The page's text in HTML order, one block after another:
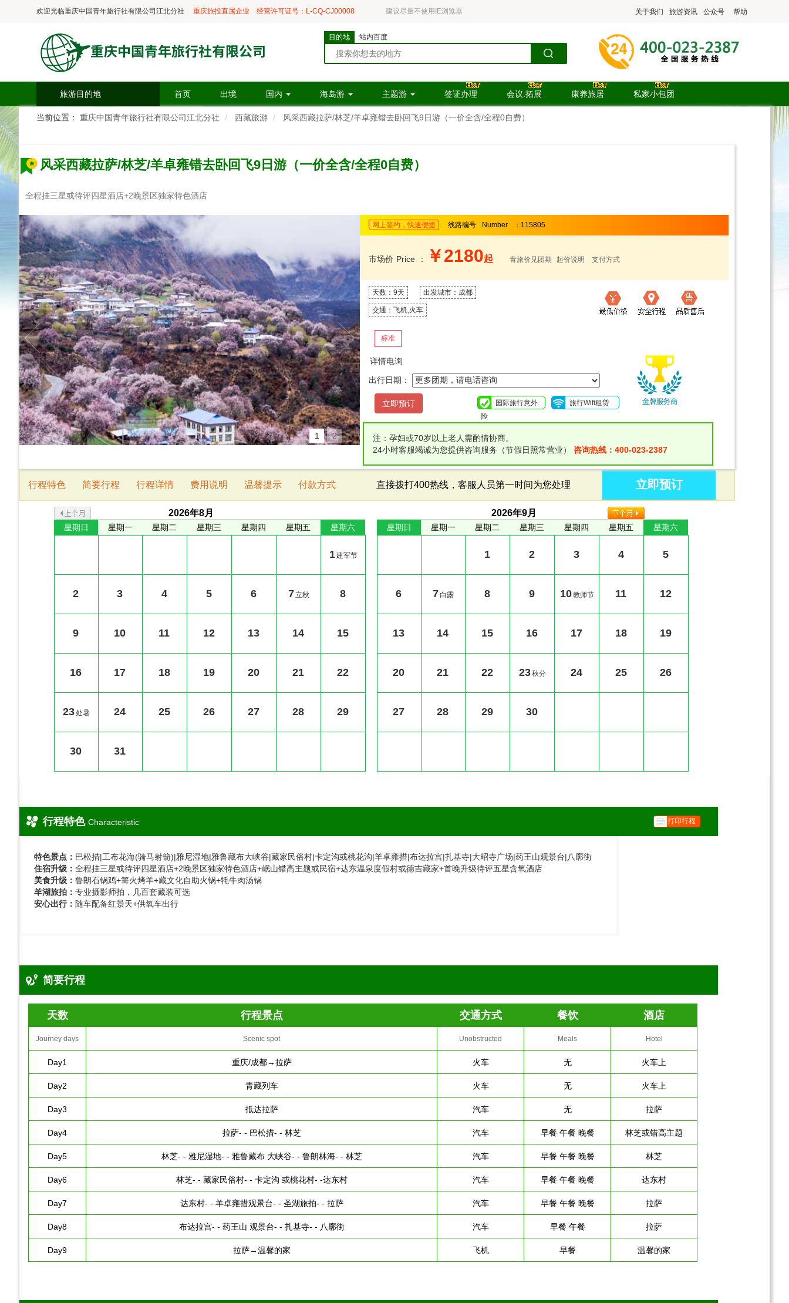
欢迎光临重庆中国青年旅行社有限公司江北分社 重庆旅投直属企业 经营许可证号：L-CQ-CJ00008 建议尽量不使用IE浏览器 关于我们 旅游资讯 公众号 帮助
目的地 站内百度
旅游目的地 首页 出境 国内 海岛游 主题游 签证办理 会议.拓展 康养旅居 私家小包团
当前位置： 重庆中国青年旅行社有限公司江北分社 西藏旅游 风采西藏拉萨/林芝/羊卓雍错去卧回飞9日游（一价全含/全程0自费）
风采西藏拉萨/林芝/羊卓雍错去卧回飞9日游（一价全含/全程0自费）
全程挂三星或待评四星酒店+2晚景区独家特色酒店
1 2
网上签约，快速便捷 线路编号 Number ：115805
市场价 Price ： ￥2180起 青旅价见团期 起价说明 支付方式
天数：9天 出发城市：成都
交通：飞机,火车
标准
详情电询
出行日期：
国际旅行意外
险
旅行Wifi租赁
注：孕妇或70岁以上老人需酌情协商。
24小时客服竭诚为您提供咨询服务（节假日照常营业） 咨询热线：400-023-2387
行程特色 简要行程 行程详情 费用说明 温馨提示 付款方式 直接拨打400热线，客服人员第一时间为您处理 立即预订
2026年8月
星期日 星期一 星期二 星期三 星期四 星期五 星期六
1建军节
2 3 4 5 6 7立秋 8
9 10 11 12 13 14 15
16 17 18 19 20 21 22
23处暑 24 25 26 27 28 29
30 31
2026年9月
星期日 星期一 星期二 星期三 星期四 星期五 星期六
1 2 3 4 5
6 7 白露 8 9 10教师节 11 12
13 14 15 16 17 18 19
20 21 22 23秋分 24 25 26
27 28 29 30
行程特色 Characteristic 打印行程
特色景点： 巴松措|工布花海(骑马射箭)|雅尼湿地|雅鲁藏布大峡谷|藏家民俗村|卡定沟或桃花沟|羊卓雍措|布达拉宫|扎基寺|大昭寺广场|药王山观景台|八廓街
住宿升级： 全程挂三星或待评四星酒店+2晚景区独家特色酒店+岷山错高主题或民宿+达东温泉度假村或德吉藏家+首晚升级待评五星含氧酒店
美食升级： 鲁朗石锅鸡+篝火烤羊+藏文化自助火锅+牦牛肉汤锅
羊湖旅拍： 专业摄影师拍，几百套藏装可选
安心出行： 随车配备红景天+供氧车出行
简要行程
天数 行程景点 交通方式 餐饮 酒店
Journey days Scenic spot Unobstructed Meals Hotel
Day1 重庆/成都→拉萨 火车 无 火车上
Day2 青藏列车 火车 无 火车上
Day3 抵达拉萨 汽车 无 拉萨
Day4 拉萨- - 巴松措- - 林芝 汽车 早餐 午餐 晚餐 林芝或错高主题
Day5 林芝- - 雅尼湿地- - 雅鲁藏布 大峡谷- - 鲁朗林海- - 林芝 汽车 早餐 午餐 晚餐 林芝
Day6 林芝- - 藏家民俗村- - 卡定沟 或桃花村- -达东村 汽车 早餐 午餐 晚餐 达东村
Day7 达东村- - 羊卓雍措观景台- - 圣湖旅拍- - 拉萨 汽车 早餐 午餐 晚餐 拉萨
Day8 布达拉宫- - 药王山 观景台- - 扎基寺- - 八廓街 汽车 早餐 午餐 拉萨
Day9 拉萨→温馨的家 飞机 早餐 温馨的家